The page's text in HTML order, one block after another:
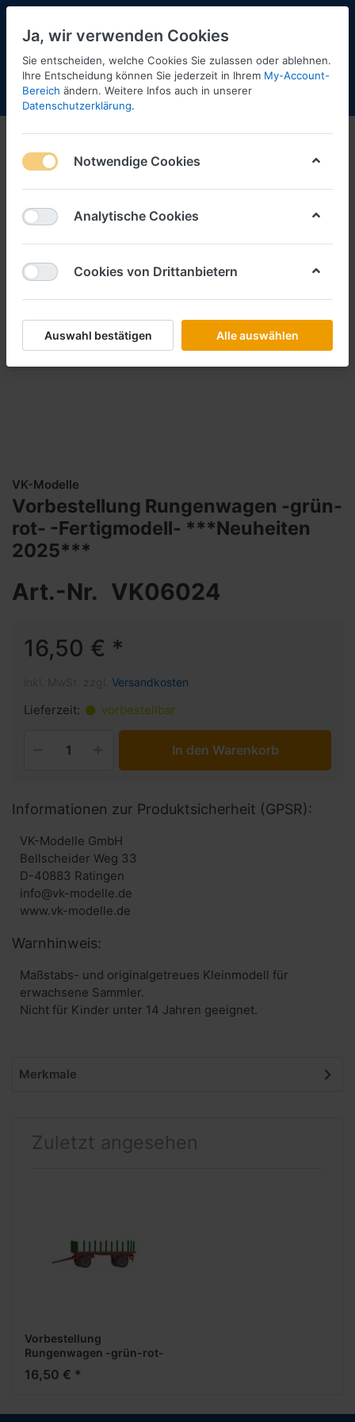
Menü Anmelden Shopaktualisierung
VK-Modelle
Vorbestellung Rungenwagen -grün-
rot- -Fertigmodell- ***Neuheiten
2025***
Art.-Nr. VK06024
16,50 € *
Versandkosten
Lieferzeit: vorbestellbar
In den Warenkorb
Informationen zur Produktsicherheit (GPSR):
VK-Modelle GmbH
Bellscheider Weg 33
D-40883 Ratingen
info@vk-modelle.de
www.vk-modelle.de
Warnhinweis:
Maßstabs- und originalgetreues Kleinmodell für
erwachsene Sammler.
Nicht für Kinder unter 14 Jahren geeignet.
Merkmale
Zuletzt angesehen
Vorbestellung
Rungenwagen -grün-rot-
-Fertigmodell-
***Neuheiten 2025***
16,50 € *
Ja, wir verwenden Cookies
Sie entscheiden, welche Cookies Sie zulassen oder ablehnen.
Ihre Entscheidung können Sie jederzeit in Ihrem My-Account-
Bereich ändern. Weitere Infos auch in unserer
Datenschutzerklärung.
Notwendige Cookies
Analytische Cookies
Cookies von Drittanbietern
Auswahl bestätigen Alle auswählen